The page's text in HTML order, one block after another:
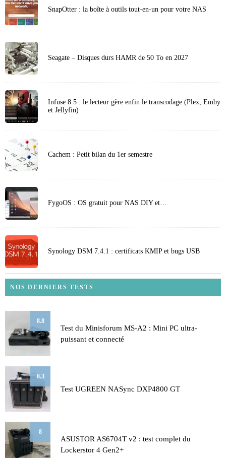
SnapOtter : la boîte à outils tout-en-un pour votre NAS
Seagate – Disques durs HAMR de 50 To en 2027
Infuse 8.5 : le lecteur gère enfin le transcodage (Plex, Emby
et Jellyfin)
Cachem : Petit bilan du 1er semestre
FygoOS : OS gratuit pour NAS DIY et…
Synology DSM 7.4.1 : certificats KMIP et bugs USB
NOS DERNIERS TESTS
8.8
Test du Minisforum MS-A2 : Mini PC ultra-
puissant et connecté
8.3
Test UGREEN NASync DXP4800 GT
8
ASUSTOR AS6704T v2 : test complet du
Lockerstor 4 Gen2+